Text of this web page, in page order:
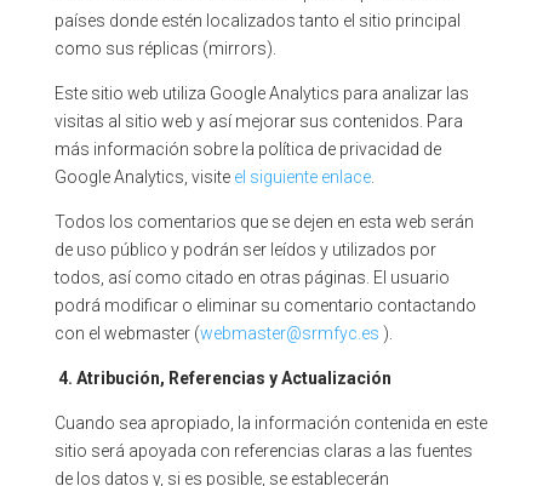
países donde estén localizados tanto el sitio principal
como sus réplicas (mirrors).
Este sitio web utiliza Google Analytics para analizar las
visitas al sitio web y así mejorar sus contenidos. Para
más información sobre la política de privacidad de
Google Analytics, visite el siguiente enlace.
Todos los comentarios que se dejen en esta web serán
de uso público y podrán ser leídos y utilizados por
todos, así como citado en otras páginas. El usuario
podrá modificar o eliminar su comentario contactando
con el webmaster (webmaster@srmfyc.es ).
4. Atribución, Referencias y Actualización
Cuando sea apropiado, la información contenida en este
sitio será apoyada con referencias claras a las fuentes
de los datos y, si es posible, se establecerán